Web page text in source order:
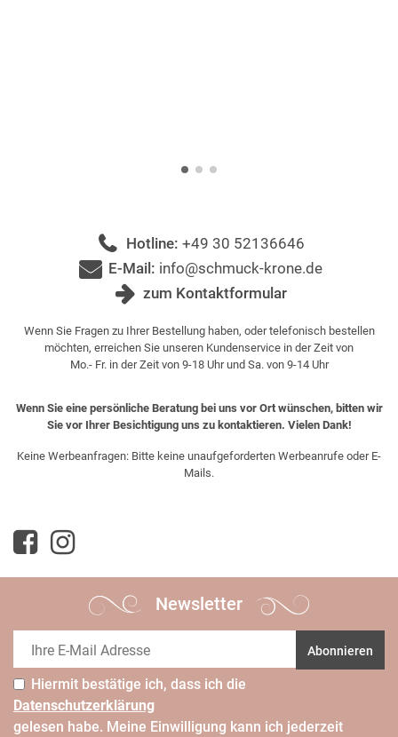
Hotline: +49 30 52136646
E-Mail: info@schmuck-krone.de
zum Kontaktformular
Wenn Sie Fragen zu Ihrer Bestellung haben, oder telefonisch bestellen
möchten, erreichen Sie unseren Kundenservice in der Zeit von
Mo.- Fr. in der Zeit von 9-18 Uhr und Sa. von 9-14 Uhr
Wenn Sie eine persönliche Beratung bei uns vor Ort wünschen, bitten wir
Sie vor Ihrer Besichtigung uns zu kontaktieren. Vielen Dank!
Keine Werbeanfragen: Bitte keine unaufgeforderten Werbeanrufe oder E-
Mails.
Newsletter
Abonnieren
Hiermit bestätige ich, dass ich die
Daten­schutz­erklärung
gelesen habe. Meine Einwilligung kann ich jederzeit